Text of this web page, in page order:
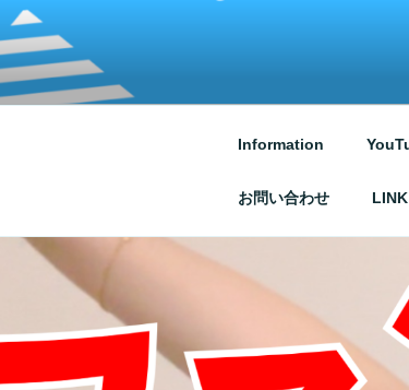
ン
テ
Information
お問い合わせ LINK